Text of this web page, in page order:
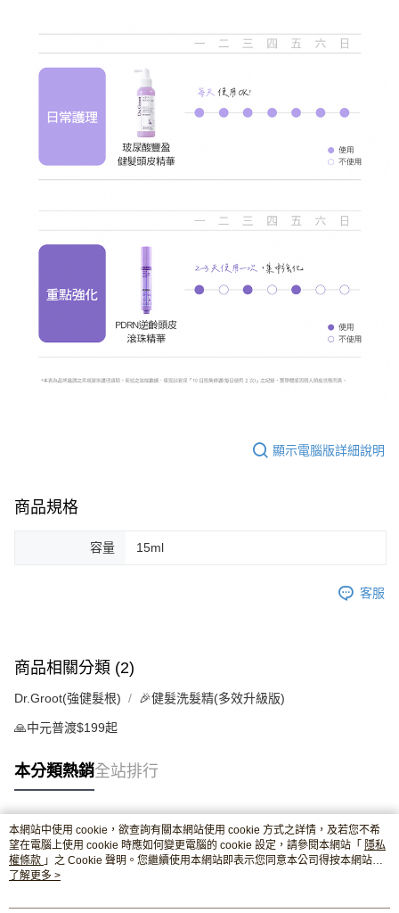
顯示電腦版詳細說明
商品規格
容量 15ml
客服
商品相關分類 (2)
Dr.Groot(強健髮根) 🎉健髮洗髮精(多效升級版)
🙏中元普渡$199起
本分類熱銷全站排行
熱門標籤
本網站中使用 cookie，欲查詢有關本網站使用 cookie 方式之詳情，及若您不希
望在電腦上使用 cookie 時應如何變更電腦的 cookie 設定，請參閱本網站「 隱私
權條款 」之 Cookie 聲明。您繼續使用本網站即表示您同意本公司得按本網站使
用條款之 Cookie 聲明使用 cookie。
了解更多 >